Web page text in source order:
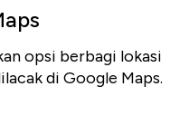
opsi berbagi lokasi
di Google Maps.